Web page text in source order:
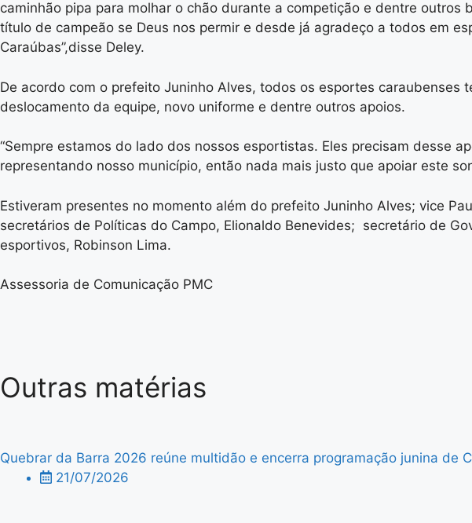
caminhão pipa para molhar o chão durante a competição e dentre
título de campeão se Deus nos permir e desde já agradeço a todos em
Caraúbas”,disse Deley.
De acordo com o prefeito Juninho Alves, todos os esportes
deslocamento da equipe, novo uniforme e dentre outros apoios.
“Sempre estamos do lado dos nossos esportistas. Eles precisam desse
representando nosso município, então nada mais justo que apoiar este
Estiveram presentes no momento além do prefeito Juninho Alves; vice
secretários de Políticas do Campo, Elionaldo Benevides; secretário de
esportivos, Robinson Lima.
Assessoria de Comunicação PMC
Outras matérias
Quebrar da Barra 2026 reúne multidão e encerra programação junina de
21/07/2026